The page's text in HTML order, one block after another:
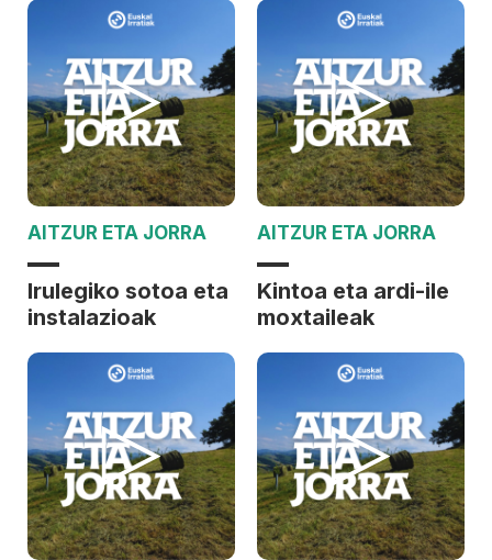
AITZUR ETA JORRA
Irulegiko sotoa eta
instalazioak
AITZUR ETA JORRA
Kintoa eta ardi-ile
moxtaileak